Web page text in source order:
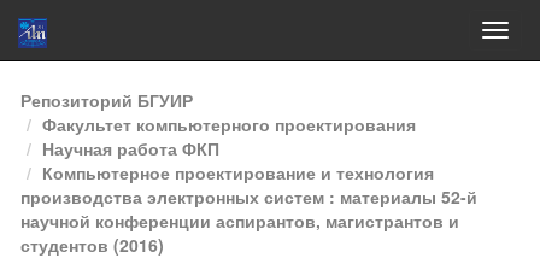
Skip
navigation
Репозиторий БГУИР
Факультет компьютерного проектирования
Научная работа ФКП
Компьютерное проектирование и технология
производства электронных систем : материалы 52-й
научной конференции аспирантов, магистрантов и
студентов (2016)